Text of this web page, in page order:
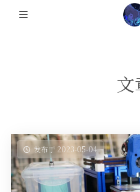
文
发布于 2023-05-04